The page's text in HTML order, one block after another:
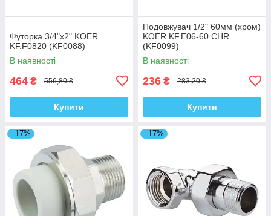
Футорка 3/4"x2" KOER
KF.F0820 (KF0088)
В наявності
464 ₴ 556,80 ₴
Купити
Подовжувач 1/2" 60мм (хром)
KOER KF.E06-60.CHR
(KF0099)
В наявності
236 ₴ 283,20 ₴
Купити
–17% –17%